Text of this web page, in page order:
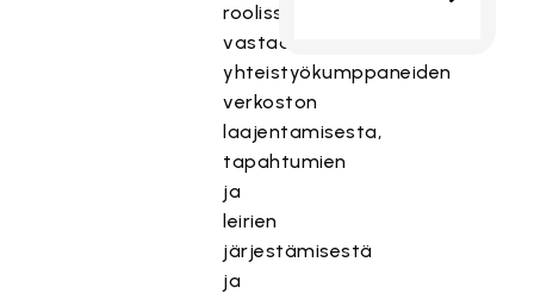
roolissa
vastaat
yhteistyökumppaneiden
verkoston
laajentamisesta,
tapahtumien
ja
leirien
järjestämisestä
ja